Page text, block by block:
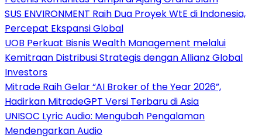
SUS ENVIRONMENT Raih Dua Proyek WtE di Indonesia,
Percepat Ekspansi Global
UOB Perkuat Bisnis Wealth Management melalui
Kemitraan Distribusi Strategis dengan Allianz Global
Investors
Mitrade Raih Gelar “AI Broker of the Year 2026”,
Hadirkan MitradeGPT Versi Terbaru di Asia
UNISOC Lyric Audio: Mengubah Pengalaman
Mendengarkan Audio